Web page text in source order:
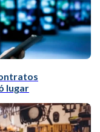
lugar